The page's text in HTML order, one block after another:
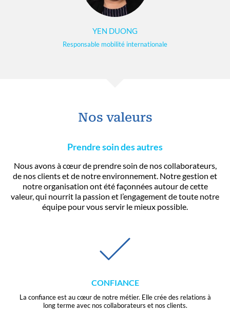
YEN DUONG
Responsable mobilité internationale
Nos valeurs
Prendre soin des autres
Nous avons à cœur de prendre soin de nos collaborateurs,
de nos clients et de notre environnement. Notre gestion et
notre organisation ont été façonnées autour de cette
valeur, qui nourrit la passion et l’engagement de toute notre
équipe pour vous servir le mieux possible.
CONFIANCE
La confiance est au cœur de notre métier. Elle crée des relations à
long terme avec nos collaborateurs et nos clients.